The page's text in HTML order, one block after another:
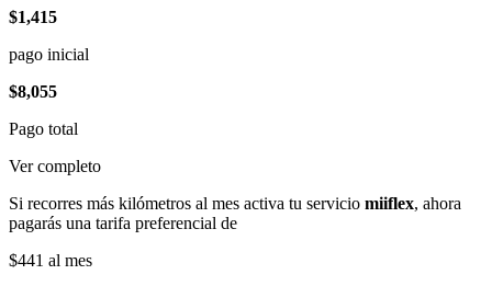
$1,415
pago inicial
$8,055
Pago total
Ver completo
Si recorres más kilómetros al mes activa tu servicio miiflex, ahora
pagarás una tarifa preferencial de
$441 al mes